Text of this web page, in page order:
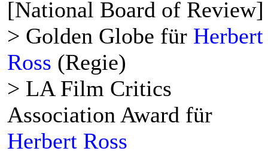
[National Board of Review]
> Golden Globe für Herbert
Ross (Regie)
> LA Film Critics
Association Award für
Herbert Ross